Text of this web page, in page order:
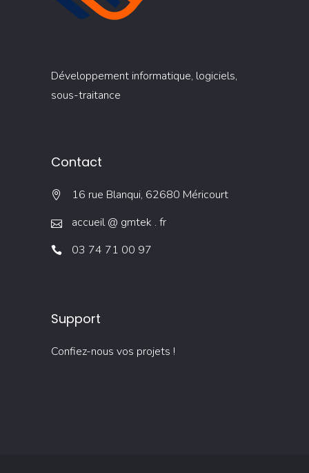
Développement informatique, logiciels,
sous-traitance
Contact
16 rue Blanqui, 62680 Méricourt
accueil @ gmtek . fr
03 74 71 00 97
Support
Confiez-nous vos projets !